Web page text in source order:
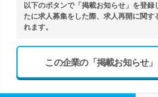
以下のボタンで「掲載お知らせ」を登
たに求人募集をした際、求人再開に関す
れます。
この企業の「掲載お知らせ